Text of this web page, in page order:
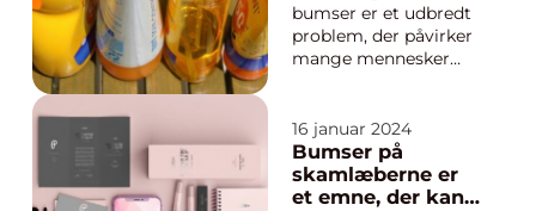
bumser er et udbredt
problem, der påvirker
mange mennesker
indflydelse på ens
selvtillid og kan være
svære at behandle. I
denne artikel vil vi
16 januar 2024
Bumser på
skamlæberne er
et emne, der kan